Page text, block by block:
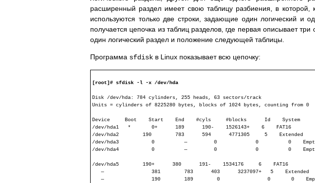
расширенный раздел имеет свою таблицу разбиения, в
используются только две строки, задающие один логический и
получается цепочка из таблиц разделов, где первая описывает
один логический раздел и положение следующей таблицы.
Программа sfdisk в Linux показывает всю цепочку:
[root]# sfdisk -l -x /dev/hda
Disk /dev/hda: 784 cylinders, 255 heads, 63 sectors/track
Units = cylinders of 8225280 bytes, blocks of 1024 bytes, counting from 0
Device     Boot    Start    End    #cyls     #blocks      Id    System
/dev/hda1   *       0+      189      190-    1526143+    6    FAT16
/dev/hda2        190        783      594      4771305     5    Extended
/dev/hda3           0          —         0             0          0
/dev/hda4           0          —         0             0          0
/dev/hda5        190+      380      191-    1534176     6    FAT16
   —                381        783      403      3237097+   5    Extended
—                190        189        0                0       0